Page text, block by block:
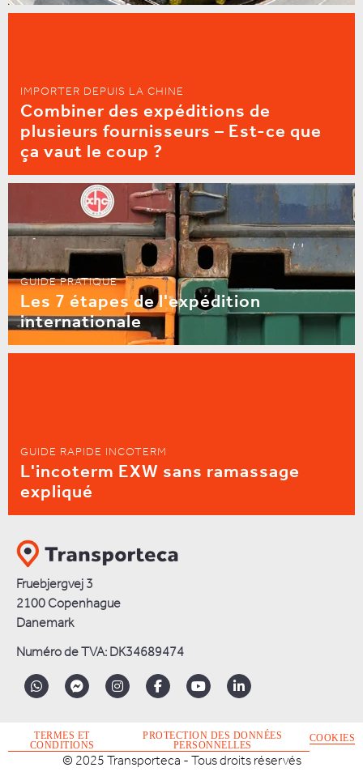
IMPORTER DEPUIS LA CHINE
Combiner des expéditions de
plusieurs fournisseurs – Est-ce que
ça vaut le coup ?
GUIDE PRATIQUE
Les 7 étapes de l'expédition
internationale
GUIDE RAPIDE INCOTERM
L'incoterm EXW sans ramassage
expliqué
Fruebjergvej 3
2100 Copenhague
Danemark
Numéro de TVA: DK34689474
© 2025 Transporteca - Tous droits réservés
TERMES ET
CONDITIONS
PROTECTION DES DONNÉES
PERSONNELLES
COOKIES